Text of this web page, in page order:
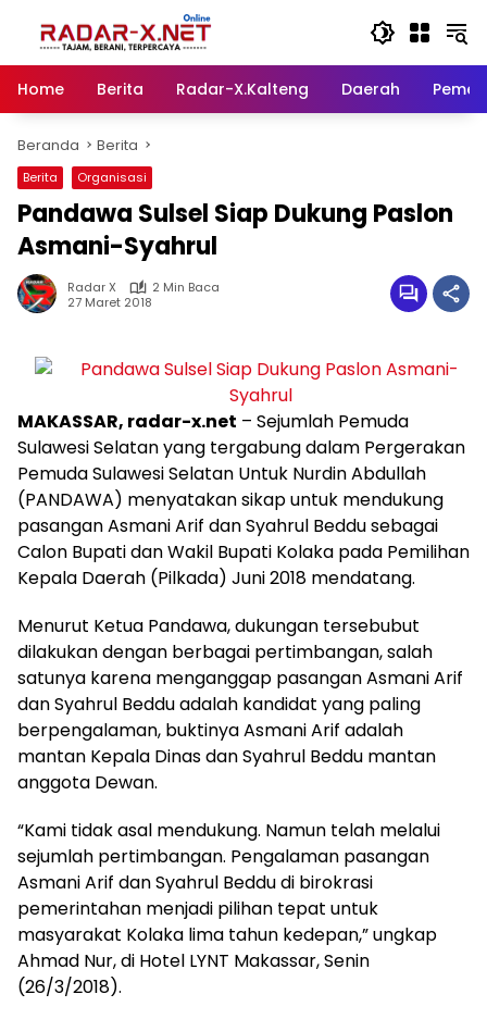
konten
Home
Berita Radar-X.Kalteng Daerah
Beranda Berita
Berita Organisasi
Pandawa Sulsel Siap Dukung Paslon
Asmani-Syahrul
Radar X
2 Min Baca
27 Maret 2018
MAKASSAR, radar-x.net – Sejumlah Pemuda
Sulawesi Selatan yang tergabung dalam Pergerakan
Pemuda Sulawesi Selatan Untuk Nurdin Abdullah
(PANDAWA) menyatakan sikap untuk mendukung
pasangan Asmani Arif dan Syahrul Beddu sebagai
Calon Bupati dan Wakil Bupati Kolaka pada Pemilihan
Kepala Daerah (Pilkada) Juni 2018 mendatang.
Menurut Ketua Pandawa, dukungan tersebubut
dilakukan dengan berbagai pertimbangan, salah
satunya karena menganggap pasangan Asmani Arif
dan Syahrul Beddu adalah kandidat yang paling
berpengalaman, buktinya Asmani Arif adalah
mantan Kepala Dinas dan Syahrul Beddu mantan
anggota Dewan.
“Kami tidak asal mendukung. Namun telah melalui
sejumlah pertimbangan. Pengalaman pasangan
Asmani Arif dan Syahrul Beddu di birokrasi
pemerintahan menjadi pilihan tepat untuk
masyarakat Kolaka lima tahun kedepan,” ungkap
Ahmad Nur, di Hotel LYNT Makassar, Senin
(26/3/2018).